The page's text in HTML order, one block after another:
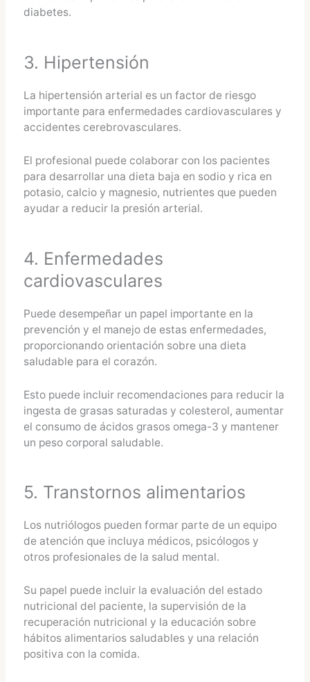
diabetes.
3. Hipertensión
La hipertensión arterial es un factor de riesgo
importante para enfermedades cardiovasculares y
accidentes cerebrovasculares.
El profesional puede colaborar con los pacientes
para desarrollar una dieta baja en sodio y rica en
potasio, calcio y magnesio, nutrientes que pueden
ayudar a reducir la presión arterial.
4. Enfermedades
cardiovasculares
Puede desempeñar un papel importante en la
prevención y el manejo de estas enfermedades,
proporcionando orientación sobre una dieta
saludable para el corazón.
Esto puede incluir recomendaciones para reducir la
ingesta de grasas saturadas y colesterol, aumentar
el consumo de ácidos grasos omega-3 y mantener
un peso corporal saludable.
5. Transtornos alimentarios
Los nutriólogos pueden formar parte de un equipo
de atención que incluya médicos, psicólogos y
otros profesionales de la salud mental.
Su papel puede incluir la evaluación del estado
nutricional del paciente, la supervisión de la
recuperación nutricional y la educación sobre
hábitos alimentarios saludables y una relación
positiva con la comida.